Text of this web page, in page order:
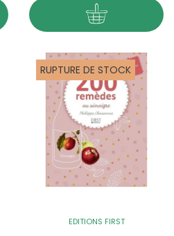
RUPTURE DE STOCK
EDITIONS FIRST